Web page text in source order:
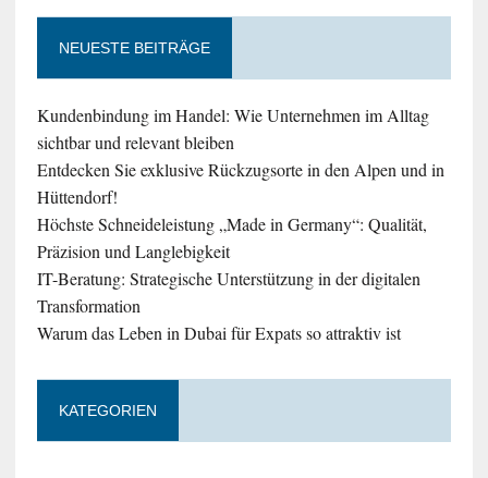
NEUESTE BEITRÄGE
Kundenbindung im Handel: Wie Unternehmen im Alltag
sichtbar und relevant bleiben
Entdecken Sie exklusive Rückzugsorte in den Alpen und in
Hüttendorf!
Höchste Schneideleistung „Made in Germany“: Qualität,
Präzision und Langlebigkeit
IT-Beratung: Strategische Unterstützung in der digitalen
Transformation
Warum das Leben in Dubai für Expats so attraktiv ist
KATEGORIEN